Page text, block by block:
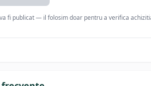
fi publicat — il folosim doar pentru a verifica